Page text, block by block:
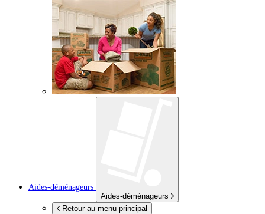
Aides-déménageurs
Aides-déménageurs
Retour au menu principal